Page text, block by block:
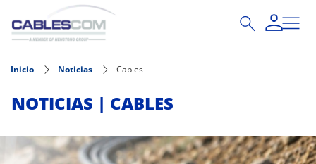
Pasar al contenido principal
Inicio Noticias Cables
NOTICIAS | CABLES